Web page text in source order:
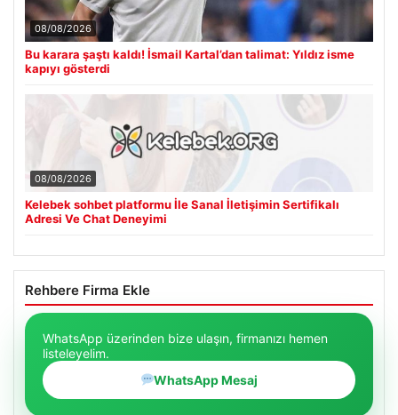
08/08/2026
Bu karara şaştı kaldı! İsmail Kartal’dan talimat: Yıldız isme
kapıyı gösterdi
08/08/2026
Kelebek sohbet platformu İle Sanal İletişimin Sertifikalı
Adresi Ve Chat Deneyimi
Rehbere Firma Ekle
WhatsApp üzerinden bize ulaşın, firmanızı hemen
listeleyelim.
WhatsApp Mesaj